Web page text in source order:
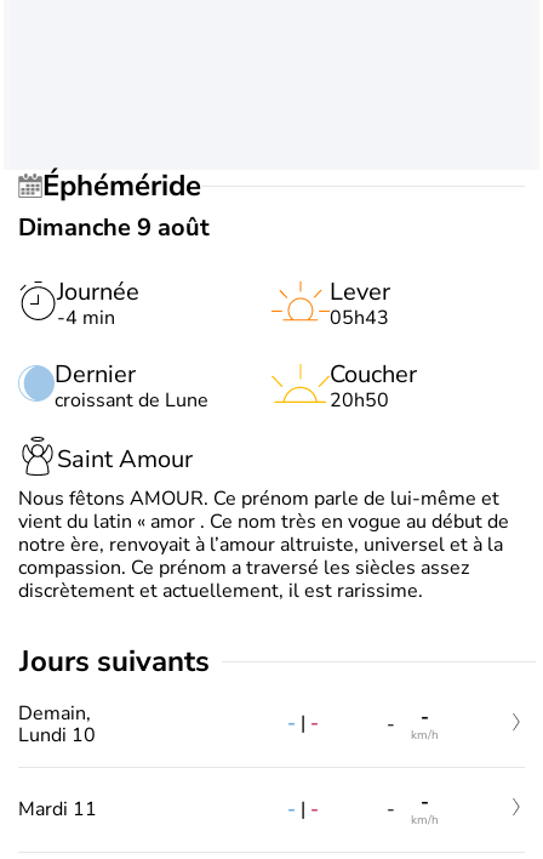
Éphéméride
Dimanche 9 août
Journée
-4 min
Dernier
croissant de Lune
Lever
05h43
Coucher
20h50
Saint Amour
Nous fêtons AMOUR. Ce prénom parle de lui-même et
vient du latin « amor . Ce nom très en vogue au début de
notre ère, renvoyait à l’amour altruiste, universel et à la
compassion. Ce prénom a traversé les siècles assez
discrètement et actuellement, il est rarissime.
jours suivants
Demain,
Lundi 10
- | - - -
km/h
Mardi 11 - | - - -
km/h